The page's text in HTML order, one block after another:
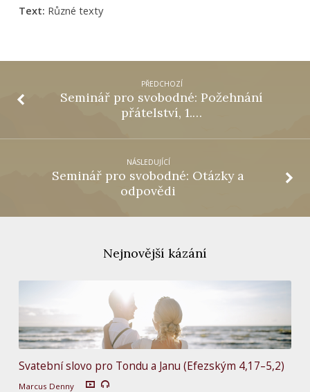
Text: Různé texty
PŘEDCHOZÍ
Seminář pro svobodné: Požehnání
přátelství, 1.…
NÁSLEDUJÍCÍ
Seminář pro svobodné: Otázky a
odpovědi
Nejnovější kázání
Svatební slovo pro Tondu a Janu (Efezským 4,17–5,2)
Marcus Denny